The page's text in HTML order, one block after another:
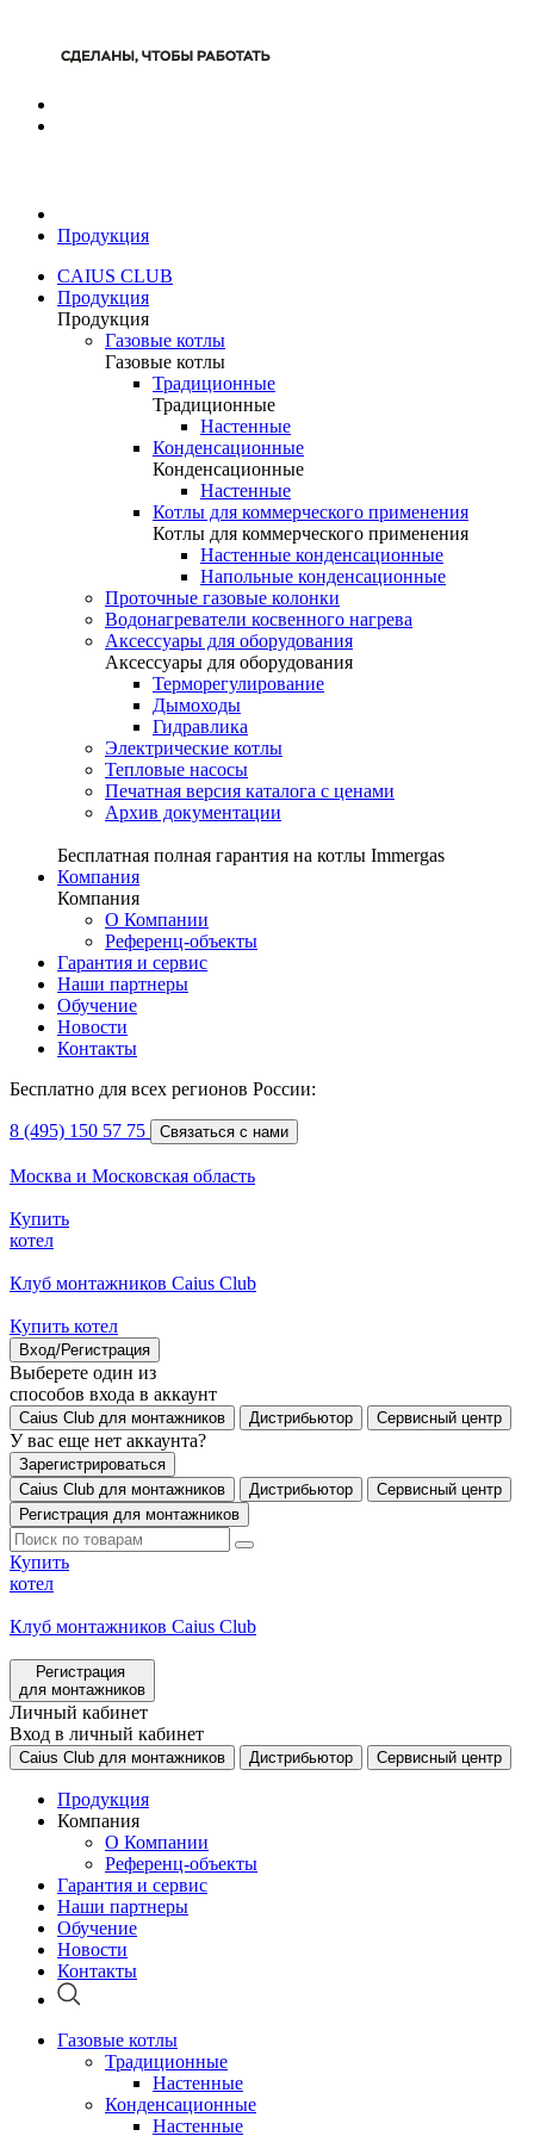
Продукция
CAIUS CLUB
Продукция
Продукция
Газовые котлы
Газовые котлы
Традиционные
Традиционные
Настенные
Конденсационные
Конденсационные
Настенные
Котлы для коммерческого применения
Котлы для коммерческого применения
Настенные конденсационные
Напольные конденсационные
Проточные газовые колонки
Водонагреватели косвенного нагрева
Аксессуары для оборудования
Аксессуары для оборудования
Терморегулирование
Дымоходы
Гидравлика
Электрические котлы
Тепловые насосы
Печатная версия каталога с ценами
Архив документации
Бесплатная полная гарантия на котлы Immergas
Компания
Компания
О Компании
Референц-объекты
Гарантия и сервис
Наши партнеры
Обучение
Новости
Контакты
Бесплатно для всех регионов России:
8 (495) 150 57 75 Связаться с нами
Москва и Московская область
Купить
котел
Клуб монтажников Caius Club
Купить котел
Вход/Регистрация
Выберете один из
способов входа в аккаунт
Caius Club для монтажников Дистрибьютор Сервисный центр
У вас еще нет аккаунта?
Зарегистрироваться
Caius Club для монтажников
Дистрибьютор
Сервисный центр
Регистрация для монтажников
Купить
котел
Клуб монтажников Caius Club
Регистрация
для монтажников
Личный кабинет
Вход в личный кабинет
Caius Club для монтажников Дистрибьютор Сервисный центр
Продукция
Компания
О Компании
Референц-объекты
Гарантия и сервис
Наши партнеры
Обучение
Новости
Контакты
Газовые котлы
Традиционные
Настенные
Конденсационные
Настенные